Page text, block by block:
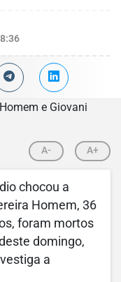
A- A+
chocou a
Homem, 36
foram mortos
domingo,
a